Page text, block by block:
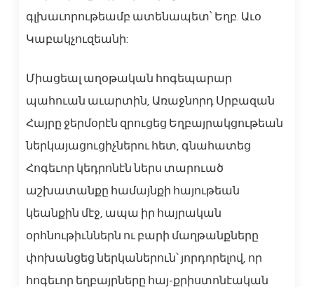
գլխաւորութեամբ ատենապետ՝ Եղբ. Աւօ
Կաբակչուզեանի:
Միացեալ աղօթական հոգեպարար
պահուան աւարտին, Առաջնորդ Սրբազան
Հայրը ջերմօրէն զրուցեց Եղբայրակցութեան
ներկայացուցիչներու հետ, գնահատեց
Հոգեւոր կեդրոնէն ներս տարուած
աշխատանքը համայնքի հայութեան
կեանքին մէջ, ապա իր հայրական
օրհնութիւններն ու բարի մաղթանքները
փոխանցեց ներկաներուն՝ յորդորելով, որ
հոգեւոր եղբայրները հայ-քրիստոնէական